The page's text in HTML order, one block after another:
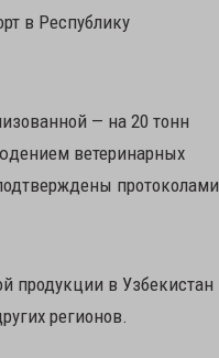
в Республику
— на 20 тонн
ветеринарных
протоколами
продукции в Узбекистан
регионов.